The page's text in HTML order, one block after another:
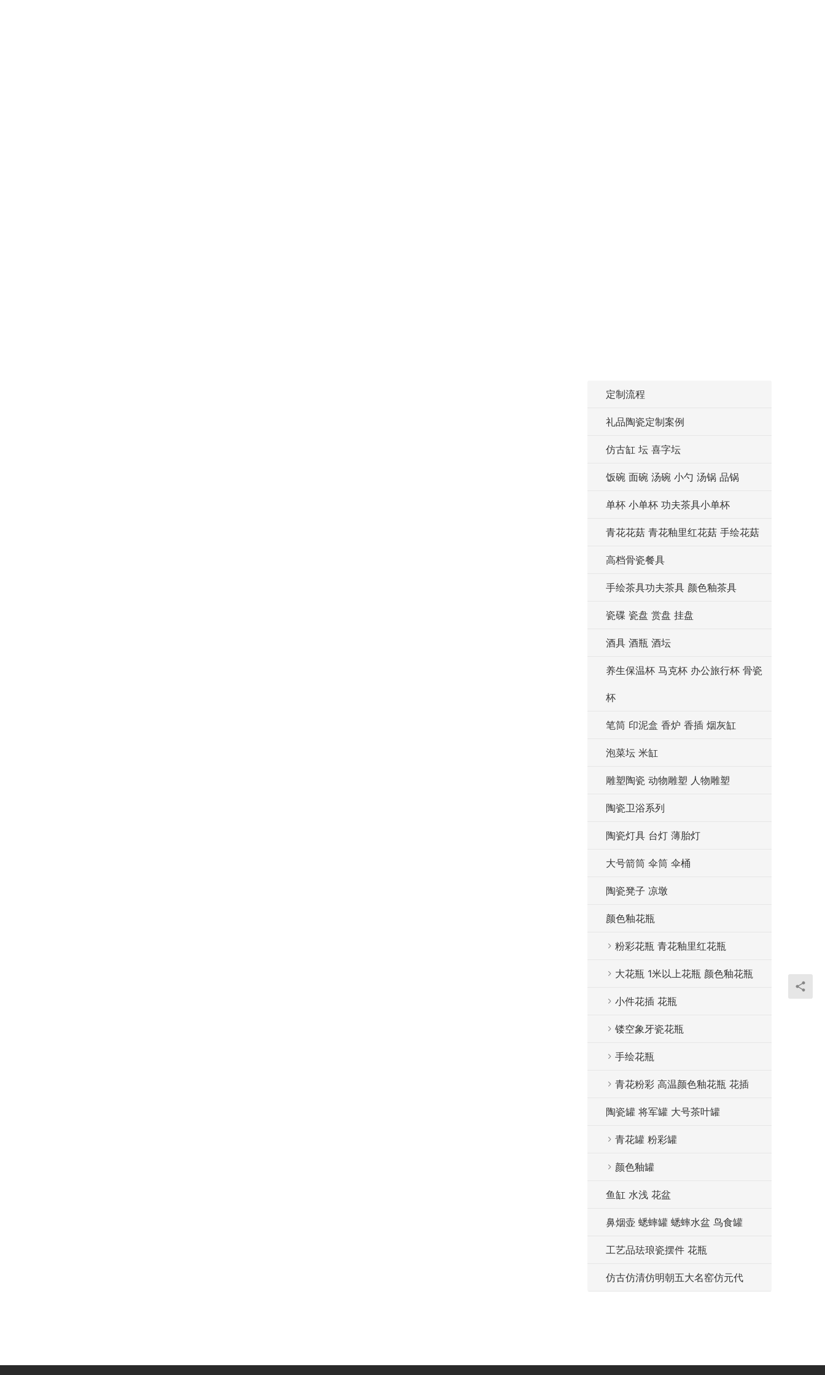
定制流程
礼品陶瓷定制案例
仿古缸 坛 喜字坛
饭碗 面碗 汤碗 小勺 汤锅 品锅
单杯 小单杯 功夫茶具小单杯
青花花菇 青花釉里红花菇 手绘花菇
高档骨瓷餐具
手绘茶具功夫茶具 颜色釉茶具
瓷碟 瓷盘 赏盘 挂盘
酒具 酒瓶 酒坛
养生保温杯 马克杯 办公旅行杯 骨瓷
杯
笔筒 印泥盒 香炉 香插 烟灰缸
泡菜坛 米缸
雕塑陶瓷 动物雕塑 人物雕塑
陶瓷卫浴系列
陶瓷灯具 台灯 薄胎灯
大号箭筒 伞筒 伞桶
陶瓷凳子 凉墩
颜色釉花瓶
粉彩花瓶 青花釉里红花瓶
大花瓶 1米以上花瓶 颜色釉花瓶
小件花插 花瓶
镂空象牙瓷花瓶
手绘花瓶
青花粉彩 高温颜色釉花瓶 花插
陶瓷罐 将军罐 大号茶叶罐
青花罐 粉彩罐
颜色釉罐
鱼缸 水浅 花盆
鼻烟壶 蟋蟀罐 蟋蟀水盆 鸟食罐
工艺品珐琅瓷摆件 花瓶
仿古仿清仿明朝五大名窑仿元代